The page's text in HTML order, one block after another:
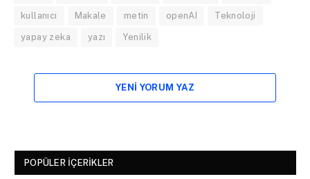
kullanıcı Makale metin openAI Teknoloji
yapay zeka yazı Yenilik
YENI YORUM YAZ
POPÜLER İÇERIKLER